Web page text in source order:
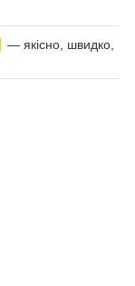
— якісно, швидко,